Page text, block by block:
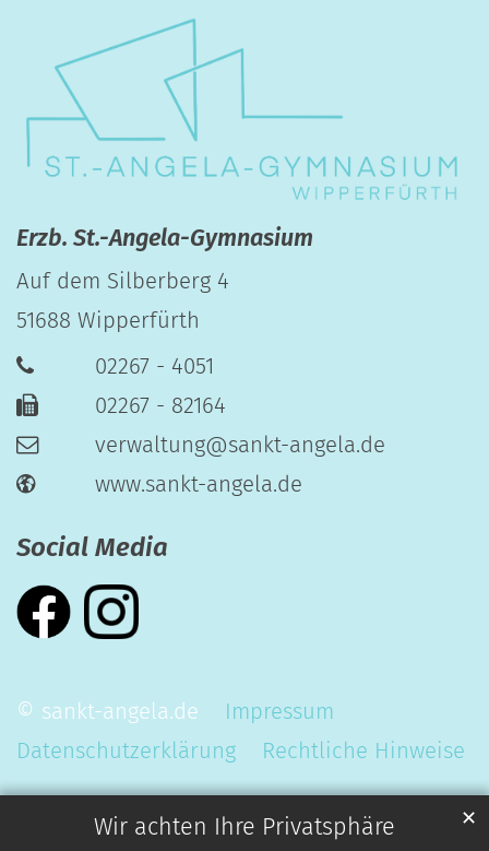
Wir achten Ihre Privatsphäre ✕
Erzb. St.-Angela-Gymnasium
Auf dem Silberberg 4
51688 Wipperfürth
02267 - 4051
02267 - 82164
verwaltung@sankt-angela.de
www.sankt-angela.de
Social Media
© sankt-angela.de
Impressum
Datenschutzerklärung
Rechtliche Hinweise